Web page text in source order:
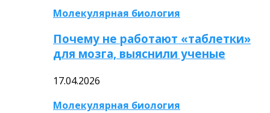
Молекулярная биология
Почему не работают «таблетки»
для мозга, выяснили ученые
17.04.2026
Молекулярная биология